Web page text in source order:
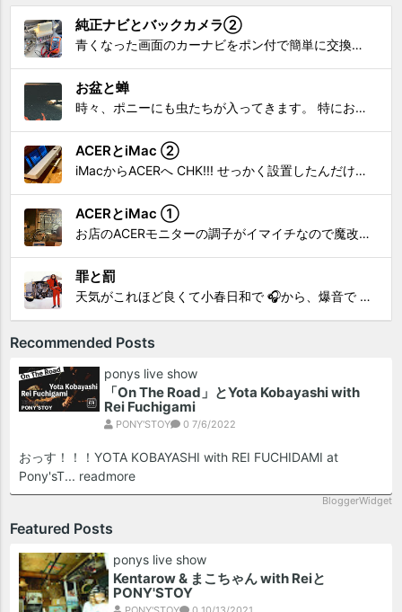
純正ナビとバックカメラ②
青くなった画面のカーナビをポン付で簡単に交換、出来ると思っていたら意外と闇多め!!!なDAY①から続く今回は、DAY②。 テスターで調べてみたのだが、結果的にバックカメラからナビ裏まで来てる、配線を見つけることが出来なかった前回。気付けば闇w。 さてさて、この頃のDVDナビ的なT...
お盆と蝉
時々、ポニーにも虫たちが入ってきます。 特にお盆の頃はどの虫かと気になり探してしまう。 今まではキリギリスやすいっちょん、今思えば今年は蝉だったのかな。
ACERとiMac ②
iMacからACERへ CHK!!! せっかく設置したんだけど〜 画面が真っ暗じゃしょうがないわな。 元のACERモニターを再度、設置🔥 画面のチラツキ、乱れなど不具合、多めですが 見れないより良い。 iMacへ繋いだ時、疑問があった。 せっかくの解像度を生かしてないこと。 2...
ACERとiMac ①
お店のACERモニターの調子がイマイチなので魔改造したiMacと入れ替え 外は豪雨、何処へも行かない火曜。 コツコツ作業スタートです!!! CHK!!! 何年かぶりにモニターを降ろした。 配線がぐちゃぐちゃ😂 要らないケーブルなど、使っていない部材などなど片付けて、拭き掃除w。...
罪と罰
天気がこれほど良くて小春日和で 🎧から、爆音で この曲しかない。 ループ・リピート再生。 CHK!!! ちなみに自分。 60歳になったら、この色でW114 乗っていたいですね。 罪と罰 PV このミュージック・ビデオ「罪と罰」は"自分のクルマを切る"というコ...
Recommended Posts
ponys live show
「On The Road」とYota Kobayashi with
Rei Fuchigami
PONY'STOY 0 7/6/2022
おっす！！！YOTA KOBAYASHI with REI FUCHIDAMI at
Pony'sT... readmore
BloggerWidget
Featured Posts
ponys live show
Kentarow & まこちゃん with Reiと
PONY'STOY